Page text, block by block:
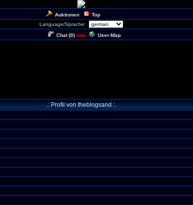
Auktionen Top
Language/Sprache:
Chat (0) new User-Map
.: Profil von theblogsand :.